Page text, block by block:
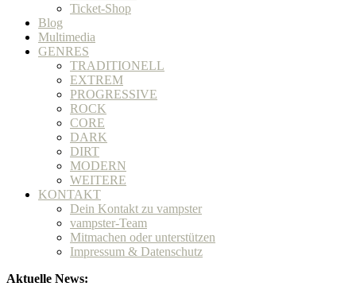
Ticket-Shop
Blog
Multimedia
GENRES
TRADITIONELL
EXTREM
PROGRESSIVE
ROCK
CORE
DARK
DIRT
MODERN
WEITERE
KONTAKT
Dein Kontakt zu vampster
vampster-Team
Mitmachen oder unterstützen
Impressum & Datenschutz
Aktuelle News: